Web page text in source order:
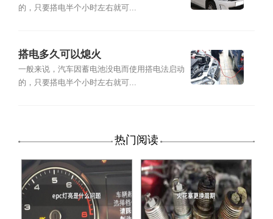
的，只要搭电半个小时左右就可...
搭电多久可以熄火
一般来说，汽车因蓄电池没电而使用搭电法启动
的，只要搭电半个小时左右就可...
热门阅读